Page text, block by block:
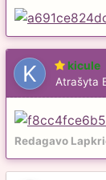
kicule
Atrašyta
Redagavo